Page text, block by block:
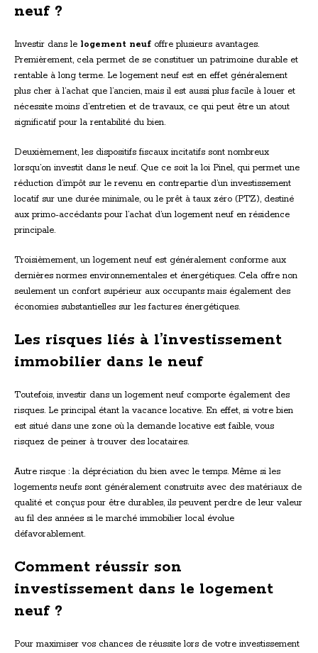
neuf ?
Investir dans le logement neuf offre plusieurs avantages.
Premièrement, cela permet de se constituer un patrimoine durable et
rentable à long terme. Le logement neuf est en effet généralement
plus cher à l’achat que l’ancien, mais il est aussi plus facile à louer et
nécessite moins d’entretien et de travaux, ce qui peut être un atout
significatif pour la rentabilité du bien.
Deuxièmement, les dispositifs fiscaux incitatifs sont nombreux
lorsqu’on investit dans le neuf. Que ce soit la loi Pinel, qui permet une
réduction d’impôt sur le revenu en contrepartie d’un investissement
locatif sur une durée minimale, ou le prêt à taux zéro (PTZ), destiné
aux primo-accédants pour l’achat d’un logement neuf en résidence
principale.
Troisièmement, un logement neuf est généralement conforme aux
dernières normes environnementales et énergétiques. Cela offre non
seulement un confort supérieur aux occupants mais également des
économies substantielles sur les factures énergétiques.
Les risques liés à l’investissement
immobilier dans le neuf
Toutefois, investir dans un logement neuf comporte également des
risques. Le principal étant la vacance locative. En effet, si votre bien
est situé dans une zone où la demande locative est faible, vous
risquez de peiner à trouver des locataires.
Autre risque : la dépréciation du bien avec le temps. Même si les
logements neufs sont généralement construits avec des matériaux de
qualité et conçus pour être durables, ils peuvent perdre de leur valeur
au fil des années si le marché immobilier local évolue
défavorablement.
Comment réussir son
investissement dans le logement
neuf ?
Pour maximiser vos chances de réussite lors de votre investissement